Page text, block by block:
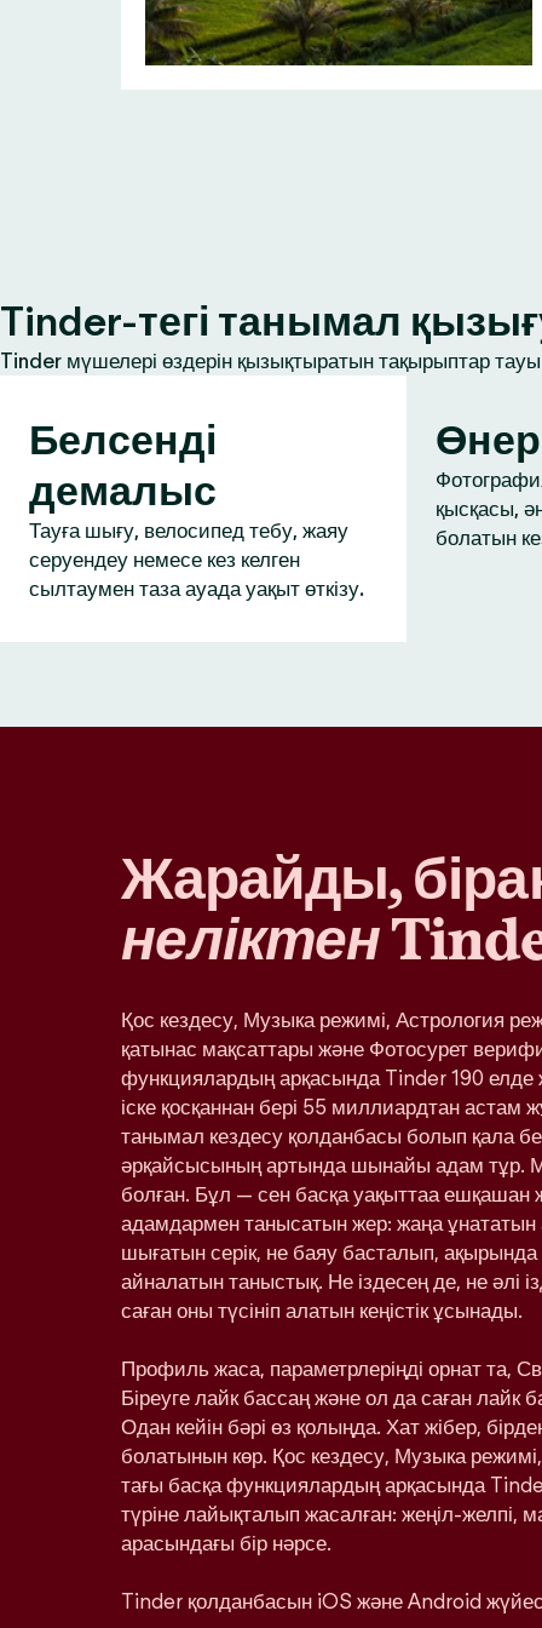
Tinder-тегі танымал
Tinder мүшелері өздерін қызықтыратын тақырыптар
Белсенді
демалыс
Тауға шығу, велосипед тебу, жаяу
серуендеу немесе кез келген
сылтаумен таза ауада уақыт өткізу.
Өнер
қысқасы,
болатын
Жарайды,
неліктен
Қос кездесу, Музыка режимі, Астрология
қатынас мақсаттары және Фотосурет
функциялардың арқасында Tinder 190 елде
іске қосқаннан бері 55 миллиардтан астам
танымал кездесу қолданбасы болып қала
әрқайсысының артында шынайы адам тұр.
болған. Бұл — сен басқа уақыттаа ешқашан
адамдармен танысатын жер: жаңа ұнататын
шығатын серік, не баяу басталып,
айналатын таныстық. Не іздесең де, не әлі
саған оны түсініп алатын кеңістік ұсынады.
Профиль жаса, параметрлеріңді орнат та,
Біреуге лайк бассаң және ол да саған лайк
Одан кейін бәрі өз қолыңда. Хат жібер,
болатынын көр. Қос кездесу, Музыка
тағы басқа функциялардың арқасында
түріне лайықталып жасалған: жеңіл-желпі,
арасындағы бір нәрсе.
Tinder қолданбасын iOS және Android